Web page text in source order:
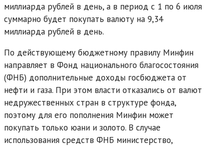
миллиарда рублей в день, а в период с 1 по 6 июля
суммарно будет покупать валюту на 9,34
миллиарда рублей в день.
По действующему бюджетному правилу Минфин
направляет в Фонд национального благосостояния
(ФНБ) дополнительные доходы госбюджета от
нефти и газа. При этом власти отказались от валют
недружественных стран в структуре фонда,
поэтому для его пополнения Минфин может
покупать только юани и золото. В случае
использования средств ФНБ министерство,